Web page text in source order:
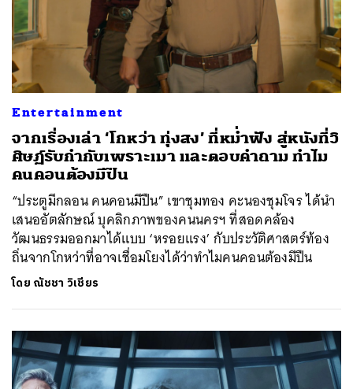
Entertainment
จากเรื่องเล่า ‘โกหว่า ทุ่งสง’ ที่หม่ำฟัง สู่หนังที่วิ
ศิษฏ์รับกำกับเพราะเมา และตอบคำถาม ทำไม
คนคอนต้องมีปืน
“ประตูมีกลอน คนคอนมีปืน” เขาชุมทอง คะนองชุมโจร ได้นำ
เสนออัตลักษณ์ บุคลิกภาพของคนนครฯ ที่สอดคล้อง
วัฒนธรรมออกมาได้แบบ ‘หรอยแรง’ กับประวัติศาสตร์ท้อง
ถิ่นจากโกหว่าที่อาจเชื่อมโยงได้ว่าทำไมคนคอนต้องมีปืน
โดย ณัชชา วิเชียร